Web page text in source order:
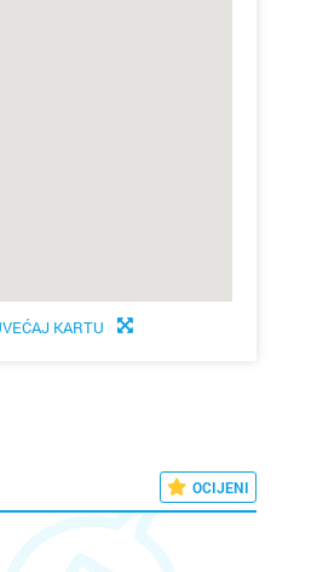
KARTU
OCIJENI